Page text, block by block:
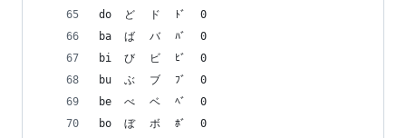
do	ど	ド	ﾄﾞ	0
ba	ば	バ	ﾊﾞ	0
bi	び	ビ	ﾋﾞ	0
bu	ぶ	ブ	ﾌﾞ	0
be	べ	ベ	ﾍﾞ	0
bo	ぼ	ボ	ﾎﾞ	0